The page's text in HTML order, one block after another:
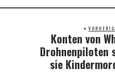
Konten von
sie